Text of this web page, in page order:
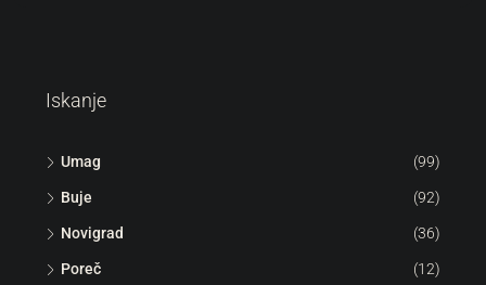
Iskanje
Umag (99)
Buje (92)
Novigrad (36)
Poreč (12)